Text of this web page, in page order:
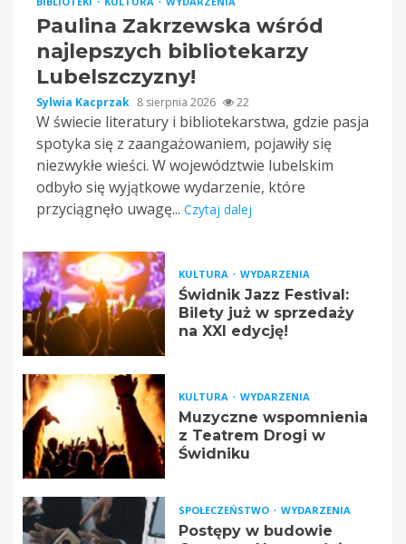
Paulina Zakrzewska wśród
najlepszych bibliotekarzy
Lubelszczyzny!
Sylwia Kacprzak 8 sierpnia 2026 22
W świecie literatury i bibliotekarstwa, gdzie pasja
spotyka się z zaangażowaniem, pojawiły się
niezwykłe wieści. W województwie lubelskim
odbyło się wyjątkowe wydarzenie, które
przyciągnęło uwagę... Czytaj dalej
KULTURA WYDARZENIA
Świdnik Jazz Festival:
Bilety już w sprzedaży
na XXI edycję!
KULTURA WYDARZENIA
Muzyczne wspomnienia
z Teatrem Drogi w
Świdniku
SPOŁECZEŃSTWO WYDARZENIA
Postępy w budowie